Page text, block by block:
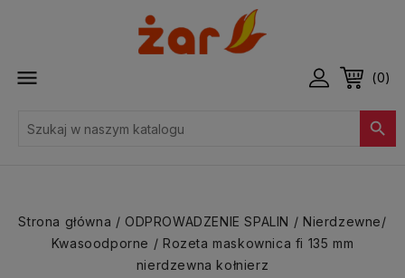
 (0)

Strona główna ODPROWADZENIE SPALIN
Nierdzewne/
Kwasoodporne
Rozeta maskownica fi 135 mm
nierdzewna kołnierz